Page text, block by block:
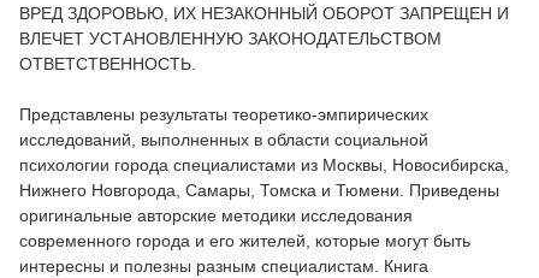
ВРЕД ЗДОРОВЬЮ, ИХ НЕЗАКОННЫЙ ОБОРОТ ЗАПРЕЩЕН И
ВЛЕЧЕТ УСТАНОВЛЕННУЮ ЗАКОНОДАТЕЛЬСТВОМ
ОТВЕТСТВЕННОСТЬ.
Представлены результаты теоретико-эмпирических
исследований, выполненных в области социальной
психологии города специалистами из Москвы, Новосибирска,
Нижнего Новгорода, Самары, Томска и Тюмени. Приведены
оригинальные авторские методики исследования
современного города и его жителей, которые могут быть
интересны и полезны разным специалистам. Книга